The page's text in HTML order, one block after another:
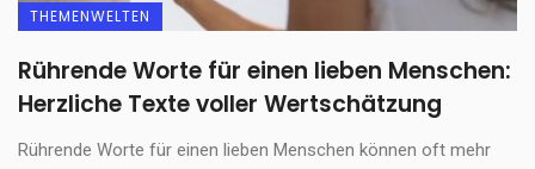
THEMENWELTEN
Rührende Worte für einen lieben Menschen:
Herzliche Texte voller Wertschätzung
Rührende Worte für einen lieben Menschen können oft mehr